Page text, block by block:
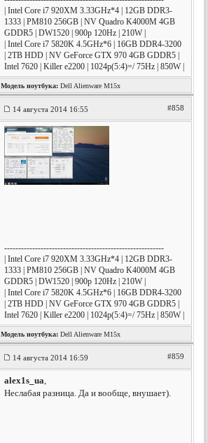
| Intel Core i7 920XM 3.33GHz*4 | 12GB DDR3-
1333 | PM810 256GB | NV Quadro K4000M 4GB
GDDR5 | DW1520 | 900p 120Hz | 210W |
| Intel Core i7 5820K 4.5GHz*6 | 16GB DDR4-3200
| 2TB HDD | NV GeForce GTX 970 4GB GDDR5 |
Intel 7620 | Killer e2200 | 1024p(5:4)=/ 75Hz | 850W |
Модель ноутбука: Dell Alienware M15x
14 августа 2014 16:55 #858
---------------------------------------------------------
| Intel Core i7 920XM 3.33GHz*4 | 12GB DDR3-
1333 | PM810 256GB | NV Quadro K4000M 4GB
GDDR5 | DW1520 | 900p 120Hz | 210W |
| Intel Core i7 5820K 4.5GHz*6 | 16GB DDR4-3200
| 2TB HDD | NV GeForce GTX 970 4GB GDDR5 |
Intel 7620 | Killer e2200 | 1024p(5:4)=/ 75Hz | 850W |
Модель ноутбука: Dell Alienware M15x
14 августа 2014 16:59 #859
alex1s_ua,
Неслабая разница. Да и вообще, внушает).